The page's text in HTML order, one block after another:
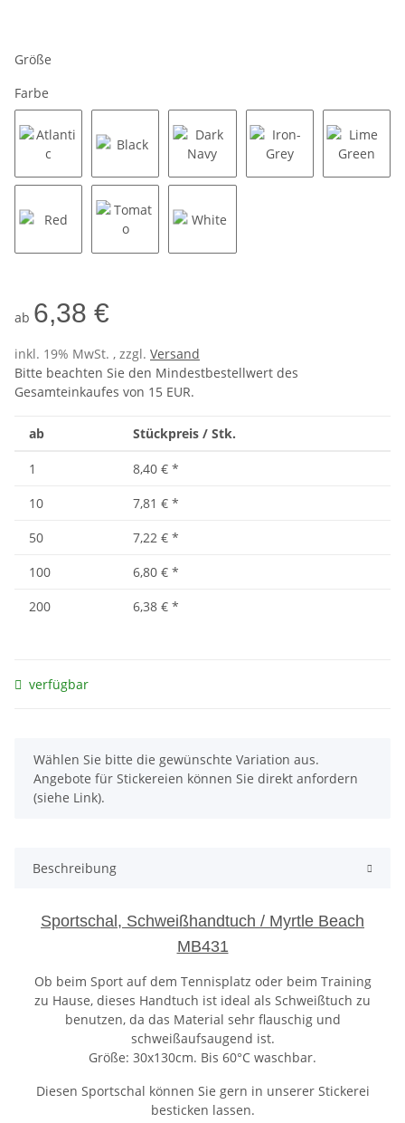
Größe
Farbe
Atlantic Black Dark Navy
ab 6,38 €
inkl. 19% MwSt. , zzgl. Versand
Bitte beachten Sie den Mindestbestellwert des
Gesamteinkaufes von 15 EUR.
ab Stückpreis / Stk.
1 8,40 € *
10
7,81 € *
50
7,22 € *
100
6,80 € *
200
6,38 € *
verfügbar
x
Wählen Sie bitte die gewünschte Variation aus.
Angebote für Stickereien können Sie direkt anfordern
(siehe Link).
Beschreibung
Sportschal, Schweißhandtuch / Myrtle Beach
MB431
Ob beim Sport auf dem Tennisplatz oder beim Training
zu Hause, dieses Handtuch ist ideal als Schweißtuch zu
benutzen, da das Material sehr flauschig und
schweißaufsaugend ist.
Größe: 30x130cm. Bis 60°C waschbar.
Diesen Sportschal können Sie gern in unserer Stickerei
besticken lassen.